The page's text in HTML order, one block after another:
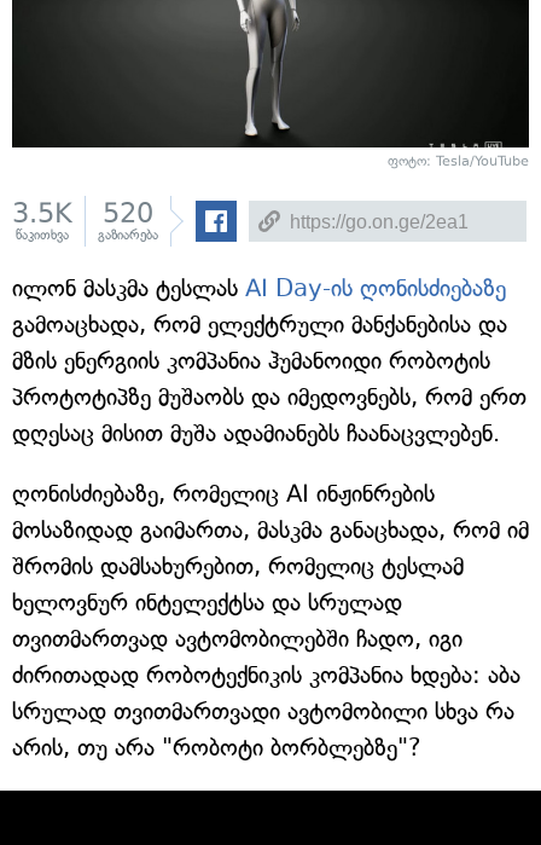
ფოტო: Tesla/YouTube
3.5K
წაკითხვა
520
გაზიარება
ილონ მასკმა ტესლას AI Day-ის ღონისძიებაზე
გამოაცხადა, რომ ელექტრული მანქანებისა და
მზის ენერგიის კომპანია ჰუმანოიდი რობოტის
პროტოტიპზე მუშაობს და იმედოვნებს, რომ ერთ
დღესაც მისით მუშა ადამიანებს ჩაანაცვლებენ.
ღონისძიებაზე, რომელიც AI ინჟინრების
მოსაზიდად გაიმართა, მასკმა განაცხადა, რომ იმ
შრომის დამსახურებით, რომელიც ტესლამ
ხელოვნურ ინტელექტსა და სრულად
თვითმართვად ავტომობილებში ჩადო, იგი
ძირითადად რობოტექნიკის კომპანია ხდება: აბა
სრულად თვითმართვადი ავტომობილი სხვა რა
არის, თუ არა "რობოტი ბორბლებზე"?